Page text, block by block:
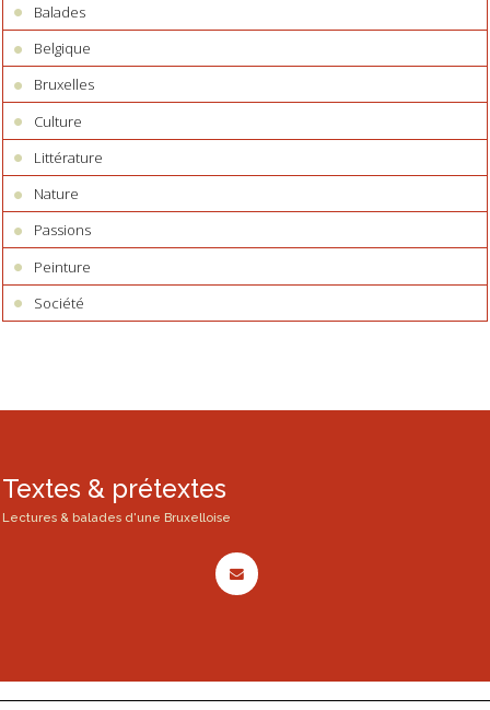
Balades
Belgique
Bruxelles
Culture
Littérature
Nature
Passions
Peinture
Société
Textes & prétextes
Lectures & balades d'une Bruxelloise